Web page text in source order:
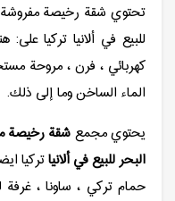
تحتوي شقة رخيصة مفروشة
للبيع في ألانيا تركيا
كهربائي ، فرن ، مروحة
الماء الساخن وما إلى ذلك.
يحتوي مجمعشقة رخيصة
البحر للبيع في ألانياتركيا
حمام تركي ، ساونا ، غرفة